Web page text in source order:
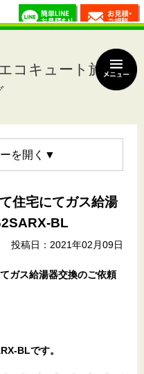
コキュート施工ブ
住宅にてガス給湯
BL
投稿日：2021年02月09日
ガス給湯器交換のご依頼
BLです。